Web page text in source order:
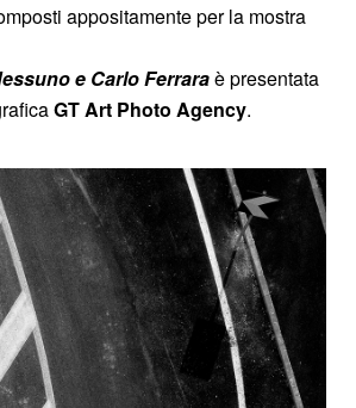
appositamente per la mostra
e Carlo Ferraraè presentata
GT Art Photo Agency.